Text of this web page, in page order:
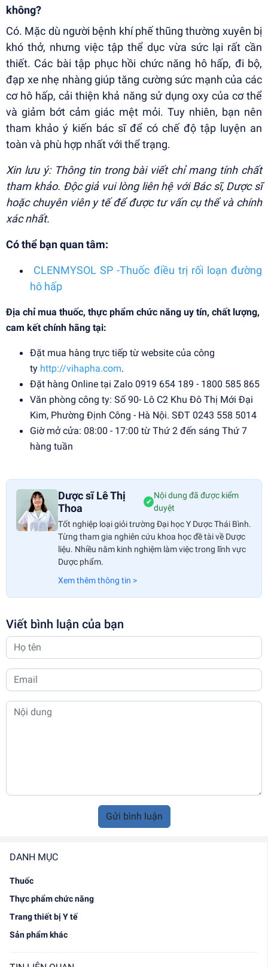
DANH MỤC
Thuốc
Thực phẩm chức năng
Trang thiết bị Y tế
Sản phẩm khác
không?
Có. Mặc dù người bệnh khí phế thũng thường xuyên bị
khó thở, nhưng việc tập thể dục vừa sức lại rất cần
thiết. Các bài tập phục hồi chức năng hô hấp, đi bộ,
đạp xe nhẹ nhàng giúp tăng cường sức mạnh của các
cơ hô hấp, cải thiện khả năng sử dụng oxy của cơ thể
và giảm bớt cảm giác mệt mỏi. Tuy nhiên, bạn nên
tham khảo ý kiến bác sĩ để có chế độ tập luyện an
toàn và phù hợp nhất với thể trạng.
Xin lưu ý: Thông tin trong bài viết chỉ mang tính chất
tham khảo. Độc giả vui lòng liên hệ với Bác sĩ, Dược sĩ
hoặc chuyên viên y tế để được tư vấn cụ thể và chính
xác nhất.
Có thể bạn quan tâm:
CLENMYSOL SP -Thuốc điều trị rối loạn đường
hô hấp
Địa chỉ mua thuốc, thực phẩm chức năng uy tín, chất lượng,
cam kết chính hãng tại:
Đặt mua hàng trực tiếp từ website của công
ty http://vihapha.com.
Đặt hàng Online tại Zalo 0919 654 189 - 1800 585 865
Văn phòng công ty: Số 90- Lô C2 Khu Đô Thị Mới Đại
Kim, Phường Định Công - Hà Nội. SĐT 0243 558 5014
Giờ mở cửa: 08:00 - 17:00 từ Thứ 2 đến sáng Thứ 7
hàng tuần
Dược sĩ Lê Thị
Thoa
✔
Nội dung đã được kiểm
duyệt
Tốt nghiệp loại giỏi trường Đại học Y Dược Thái Bình.
Từng tham gia nghiên cứu khoa học đề tài về Dược
liệu. Nhiều năm kinh nghiệm làm việc trong lĩnh vực
Dược phẩm.
Xem thêm thông tin >
Viết bình luận của bạn
Gửi bình luận